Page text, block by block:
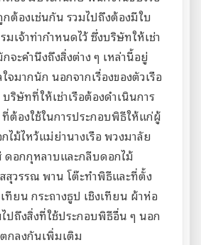
ต้องเช่นกัน รวมไปถึงต้องมีใบ
มเจ้าท่ากำหนดไว้ ซึ่งบริษัทให้เช่า
จะคำนึงถึงสิ่งต่าง ๆ เหล่านี้อยู่
จมากนัก นอกจากเรื่องของตัวเรือ
ริษัทที่ให้เช่าเรือต้องดำเนินการ
ที่ต้องใช้ในการประกอบพิธีให้แก่ผู้
ไม้ไหว้แม่ย่านางเรือ พวงมาลัย
ดอกกุหลาบและกลีบดอกไม้
สุวรรณ พาน โต๊ะทำพิธีและที่ตั้ง
ยน กระถางธูป เชิงเทียน ผ้าห่อ
ไปถึงสิ่งที่ใช้ประกอบพิธีอื่น ๆ นอก
กลงกันเพิ่มเติม